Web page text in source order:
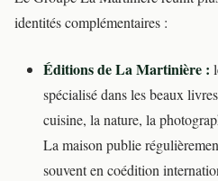
identités complémentaires :
Éditions de La Martinière :
spécialisé dans les beaux
cuisine, la nature, la
La maison publie
souvent en coédition